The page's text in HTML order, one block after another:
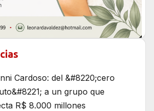
Cardoso: del &#8220;cero
a un grupo que
R$ 8.000 millones